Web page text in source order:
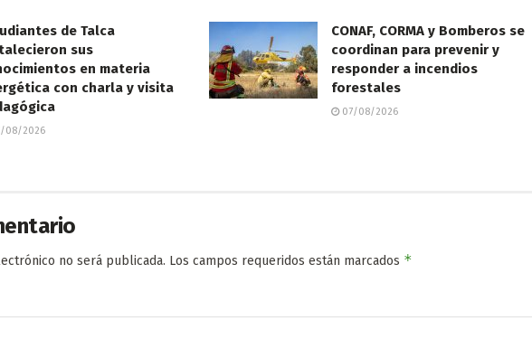
de Talca
sus
en materia
con charla y visita
08/2026
CONAF, CORMA y Bomberos se
coordinan para prevenir y
responder a incendios
forestales
07/08/2026
no será publicada. Los campos requeridos están marcados *